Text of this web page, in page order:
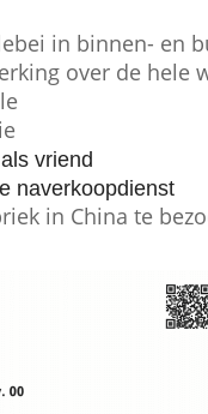
in binnen- en
over de hele
vriend
naverkoopdienst
in China te